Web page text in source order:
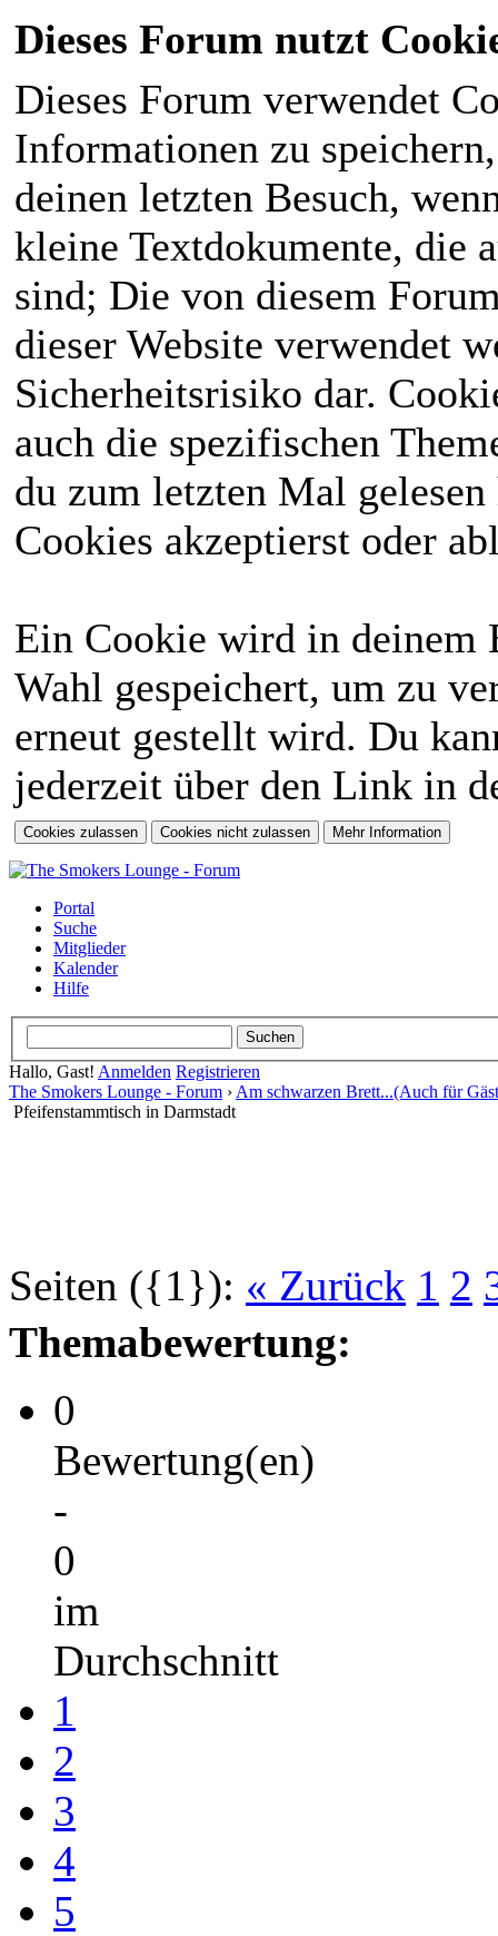
Dieses Forum nutzt
Dieses Forum verwendet
Informationen zu
deinen letzten Besuch,
kleine Textdokumente, die
sind; Die von diesem
dieser Website verwendet
Sicherheitsrisiko dar.
auch die spezifischen
du zum letzten Mal
Cookies akzeptierst oder
Ein Cookie wird in deinem
Wahl gespeichert, um zu
erneut gestellt wird. Du
jederzeit über den Link in
Portal
Suche
Mitglieder
Kalender
Hilfe
Hallo, Gast! Anmelden Registrieren
The Smokers Lounge - Forum › Am schwarzen Brett...(Auch für
Pfeifenstammtisch in Darmstadt
Seiten ({1}): « Zurück 1 2
Themabewertung:
0
Bewertung(en)
-
0
im
Durchschnitt
1
2
3
4
5